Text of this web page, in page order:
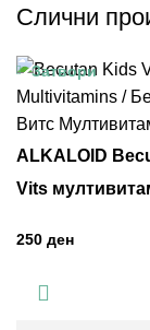
Слични
Затвори
ALKALOID
Vits
ден